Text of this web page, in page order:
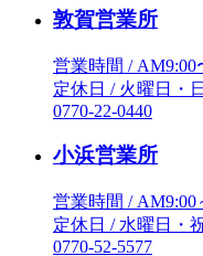
敦賀営業所
営業時間 / AM9:00
定休日 / 火曜日・
0770-22-0440
小浜営業所
営業時間 / AM9:00
定休日 / 水曜日・
0770-52-5577